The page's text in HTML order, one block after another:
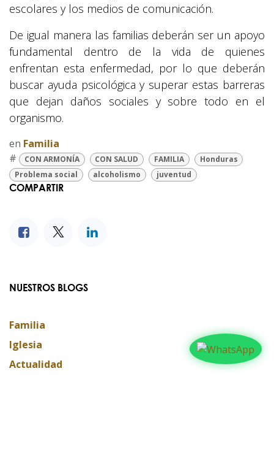
escolares y los medios de comunicación.
De igual manera las familias deberán ser un apoyo
fundamental dentro de la vida de quienes
enfrentan esta enfermedad, por lo que deberán
buscar ayuda psicológica y superar estas barreras
que dejan daños sociales y sobre todo en el
organismo.
en Familia
#
CON ARMONÍA CON SALUD FAMILIA
Honduras
Problema social
alcoholismo juventud
COMPARTIR
NUESTROS BLOGS
Familia
Iglesia
Actualidad